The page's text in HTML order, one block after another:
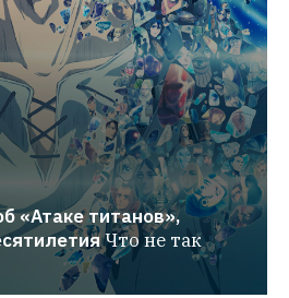
«Атаке титанов»,
Что не так